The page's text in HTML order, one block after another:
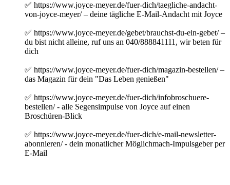
✅ https://www.joyce-meyer.de/fuer-dich/taegliche-andacht-
von-joyce-meyer/ – deine tägliche E-Mail-Andacht mit Joyce
✅ https://www.joyce-meyer.de/gebet/brauchst-du-ein-gebet/ –
du bist nicht alleine, ruf uns an 040/888841111, wir beten für
dich
✅ https://www.joyce-meyer.de/fuer-dich/magazin-bestellen/ –
das Magazin für dein "Das Leben genießen"
✅ https://www.joyce-meyer.de/fuer-dich/infobroschuere-
bestellen/ - alle Segensimpulse von Joyce auf einen
Broschüren-Blick
✅ https://www.joyce-meyer.de/fuer-dich/e-mail-newsletter-
abonnieren/ - dein monatlicher Möglichmach-Impulsgeber per
E-Mail